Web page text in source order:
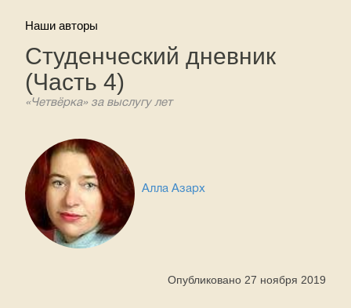
Наши авторы
Студенческий дневник
(Часть 4)
«Четвёрка» за выслугу лет
Алла Азарх
Опубликовано 27 ноября 2019